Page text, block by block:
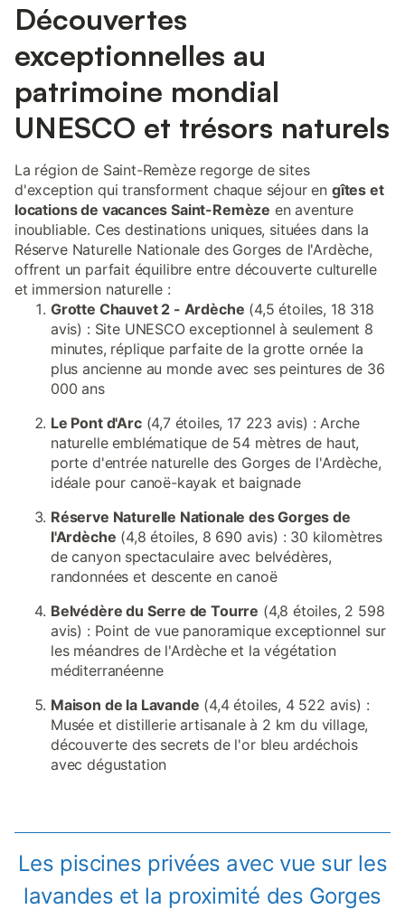
Découvertes
exceptionnelles au
patrimoine mondial
UNESCO et trésors naturels
La région de Saint-Remèze regorge de sites
d'exception qui transforment chaque séjour en gîtes et
locations de vacances Saint-Remèze en aventure
inoubliable. Ces destinations uniques, situées dans la
Réserve Naturelle Nationale des Gorges de l'Ardèche,
offrent un parfait équilibre entre découverte culturelle
et immersion naturelle :
Grotte Chauvet 2 - Ardèche (4,5 étoiles, 18 318
avis) : Site UNESCO exceptionnel à seulement 8
minutes, réplique parfaite de la grotte ornée la
plus ancienne au monde avec ses peintures de 36
000 ans
Le Pont d'Arc(4,7 étoiles, 17 223 avis) : Arche
naturelle emblématique de 54 mètres de haut,
porte d'entrée naturelle des Gorges de l'Ardèche,
idéale pour canoë-kayak et baignade
Réserve Naturelle Nationale des Gorges de
l'Ardèche (4,8 étoiles, 8 690 avis) : 30 kilomètres
de canyon spectaculaire avec belvédères,
randonnées et descente en canoë
Belvédère du Serre de Tourre (4,8 étoiles, 2 598
avis) : Point de vue panoramique exceptionnel sur
les méandres de l'Ardèche et la végétation
méditerranéenne
Maison de la Lavande (4,4 étoiles, 4 522 avis) :
Musée et distillerie artisanale à 2 km du village,
découverte des secrets de l'or bleu ardéchois
avec dégustation
Les piscines privées avec vue sur les
lavandes et la proximité des Gorges